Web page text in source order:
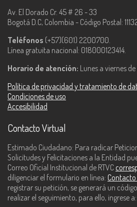
Av. El Dorado Cr. 45 # 26 - 33
Bogotá D.C, Colombia - Código Postal:
Teléfonos (+57)(601) 2200700.
Línea gratuita nacional: 018000123414.
Horario de atención: Lunes a viernes
Política de privacidad y tratamiento de
Condiciones de uso
Accesibilidad
Contacto Virtual
Estimado Ciudadano: Para radicar
Solicitudes y Felicitaciones a la Entidad
Correo Oficial Institucional de RTVC
diligenciar el formulario en línea: Contacto
registrar su petición, se generará un
realizar el seguimiento, para ello, ingrese a: